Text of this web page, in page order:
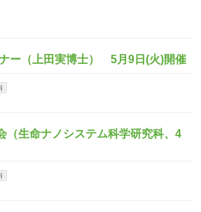
ー（上田実博士） 5月9日(火)開催
（生命ナノシステム科学研究科、4